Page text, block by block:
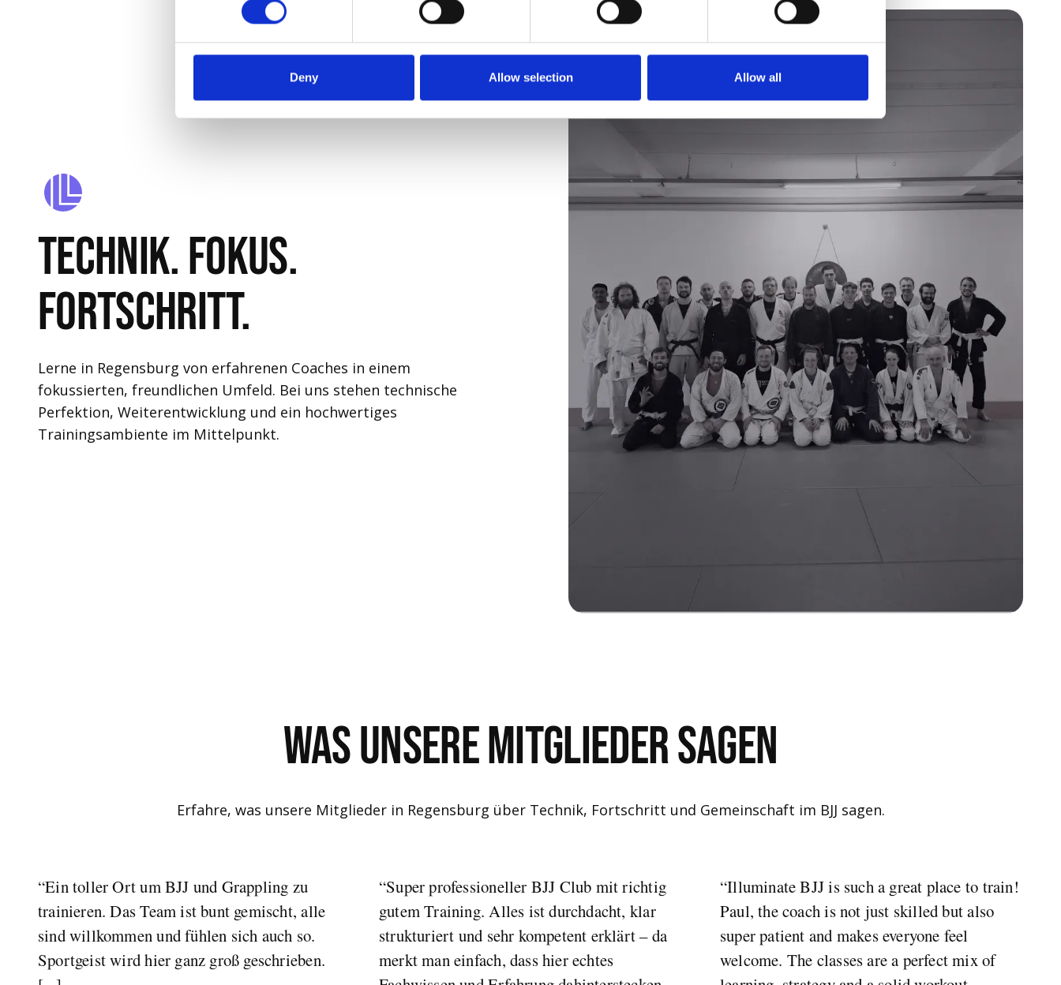
Deny Allow selection Allow all
TECHNIK. FOKUS.
Fortschritt.
Lerne in Regensburg von erfahrenen Coaches in einem
fokussierten, freundlichen Umfeld. Bei uns stehen technische
Perfektion, Weiterentwicklung und ein hochwertiges
Trainingsambiente im Mittelpunkt.
WAs unsere Mitglieder sagen
Erfahre, was unsere Mitglieder in Regensburg über Technik, Fortschritt und Gemeinschaft im BJJ sagen.
“Ein toller Ort um BJJ und Grappling zu
trainieren. Das Team ist bunt gemischt, alle
sind willkommen und fühlen sich auch so.
Sportgeist wird hier ganz groß geschrieben.
“Super professioneller BJJ Club mit richtig
gutem Training. Alles ist durchdacht, klar
strukturiert und sehr kompetent erklärt – da
merkt man einfach, dass hier echtes
“Illuminate BJJ is such a great place to train!
Paul, the coach is not just skilled but also
super patient and makes everyone feel
welcome. The classes are a perfect mix of